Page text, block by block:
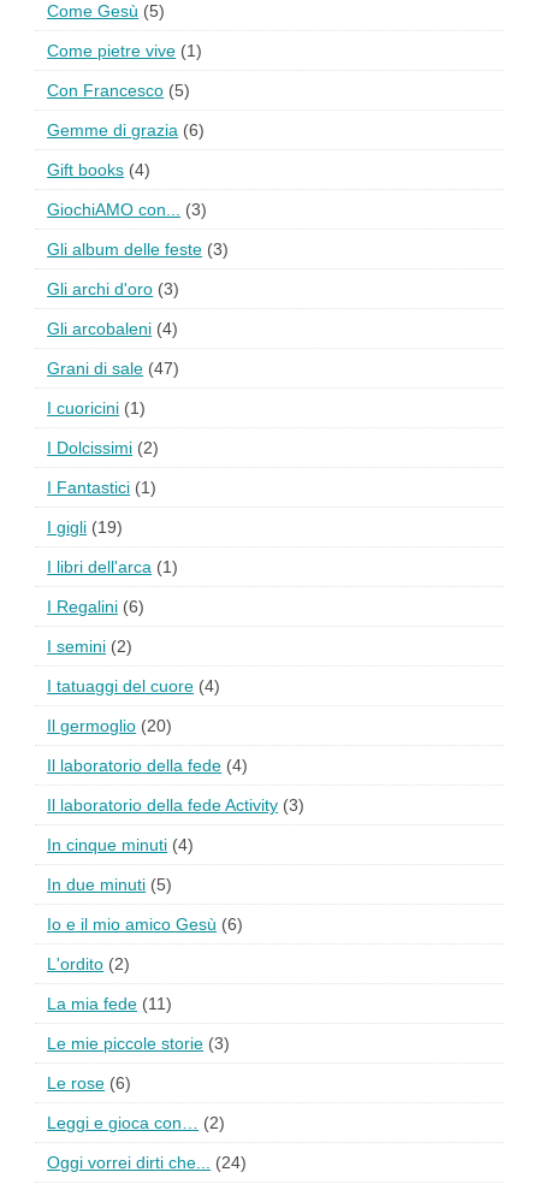
Come Gesù (5)
Come pietre vive (1)
Con Francesco (5)
Gemme di grazia (6)
Gift books (4)
GiochiAMO con... (3)
Gli album delle feste (3)
Gli archi d'oro (3)
Gli arcobaleni (4)
Grani di sale (47)
I cuoricini (1)
I Dolcissimi (2)
I Fantastici (1)
I gigli (19)
I libri dell'arca (1)
I Regalini (6)
I semini (2)
I tatuaggi del cuore (4)
Il germoglio (20)
Il laboratorio della fede (4)
Il laboratorio della fede Activity (3)
In cinque minuti (4)
In due minuti (5)
Io e il mio amico Gesù (6)
L'ordito (2)
La mia fede (11)
Le mie piccole storie (3)
Le rose (6)
Leggi e gioca con… (2)
Oggi vorrei dirti che... (24)